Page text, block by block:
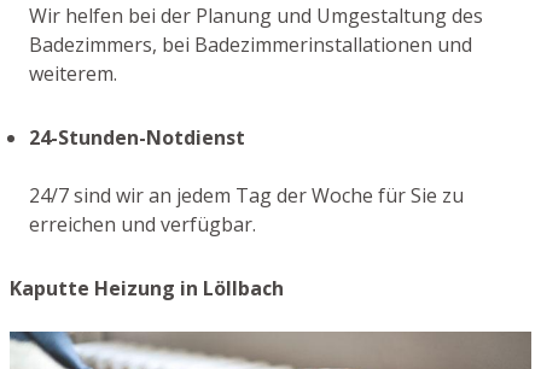
Wir helfen bei der Planung und Umgestaltung des
Badezimmers, bei Badezimmerinstallationen und
weiterem.
24-Stunden-Notdienst
24/7 sind wir an jedem Tag der Woche für Sie zu
erreichen und verfügbar.
Kaputte Heizung in Löllbach